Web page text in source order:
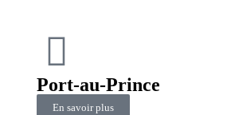
Port-au-Prince
En savoir plus